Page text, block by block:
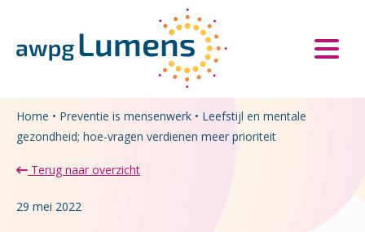
Home • Preventie is mensenwerk • Leefstijl en mentale
gezondheid; hoe-vragen verdienen meer prioriteit
Terug naar overzicht
29 mei 2022